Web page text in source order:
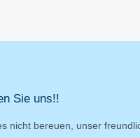
Sie uns!!
nicht bereuen, unser